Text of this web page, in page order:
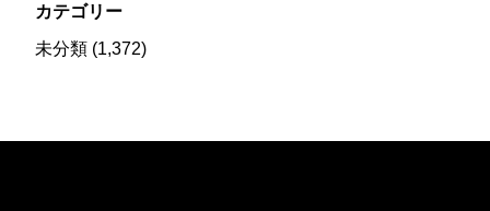
カテゴリー
未分類(1,372)